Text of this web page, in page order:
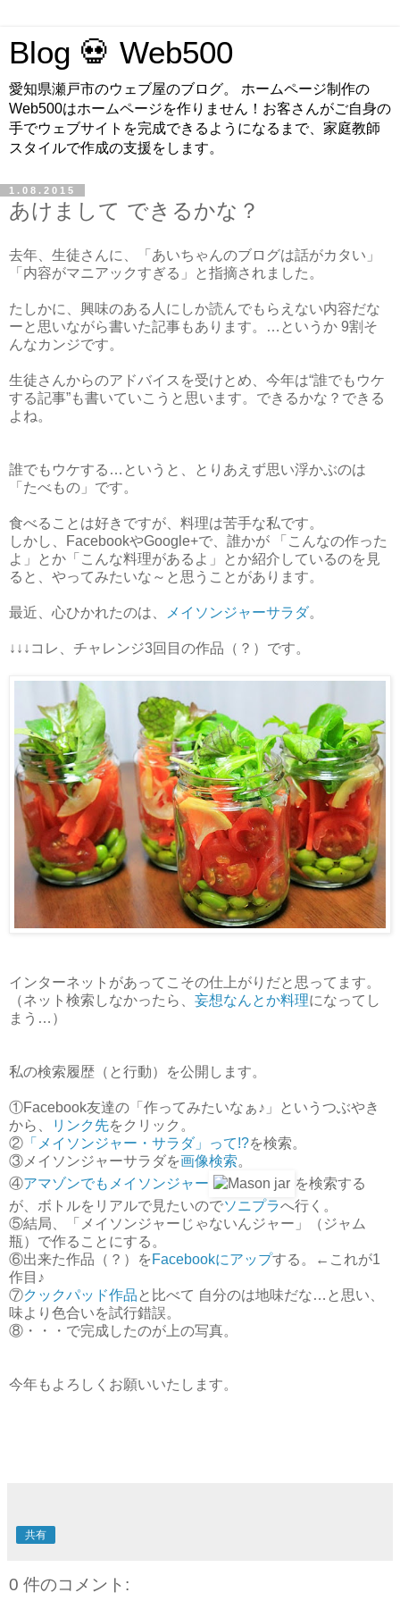
Blog 💀 Web500
愛知県瀬戸市のウェブ屋のブログ。 ホームページ制作の
Web500はホームページを作りません！お客さんがご自身の
手でウェブサイトを完成できるようになるまで、家庭教師
スタイルで作成の支援をします。
1.08.2015
あけまして できるかな？
去年、生徒さんに、「あいちゃんのブログは話がカタい」
「内容がマニアックすぎる」と指摘されました。
たしかに、興味のある人にしか読んでもらえない内容だな
ーと思いながら書いた記事もあります。…というか 9割そ
んなカンジです。
生徒さんからのアドバイスを受けとめ、今年は“誰でもウケ
する記事”も書いていこうと思います。できるかな？できる
よね。
誰でもウケする…というと、とりあえず思い浮かぶのは
「たべもの」です。
食べることは好きですが、料理は苦手な私です。
しかし、FacebookやGoogle+で、誰かが 「こんなの作った
よ」とか「こんな料理があるよ」とか紹介しているのを見
ると、やってみたいな～と思うことがあります。
最近、心ひかれたのは、 メイソンジャーサラダ。
↓↓↓コレ、チャレンジ3回目の作品（？）です。
インターネットがあってこその仕上がりだと思ってます。
（ネット検索しなかったら、 妄想なんとか料理になってし
まう…）
私の検索履歴（と行動）を公開します。
①Facebook友達の「作ってみたいなぁ♪」というつぶやき
から、
リンク先をクリック。
② 「メイソンジャー・サラダ」って!?を検索。
③メイソンジャーサラダを画像検索。
④アマゾンでもメイソンジャー
を検索する
が、ボトルをリアルで見たいのでソニプラへ行く。
⑤結局、「メイソンジャーじゃないんジャー」（ジャム
瓶）で作ることにする。
⑥出来た作品（？）を Facebookにアップする。←これが1
作目♪
⑦クックパッド作品 と比べて 自分のは地味だな…と思い、
味より色合いを試行錯誤。
⑧・・・で完成したのが上の写真。
今年もよろしくお願いいたします。
共有
0 件のコメント: